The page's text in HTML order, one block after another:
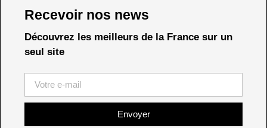
Recevoir nos news
Découvrez les meilleurs de la France sur un
seul site
Envoyer